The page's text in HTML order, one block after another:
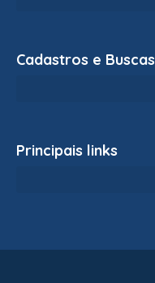
Cadastros e Buscas
Principais links